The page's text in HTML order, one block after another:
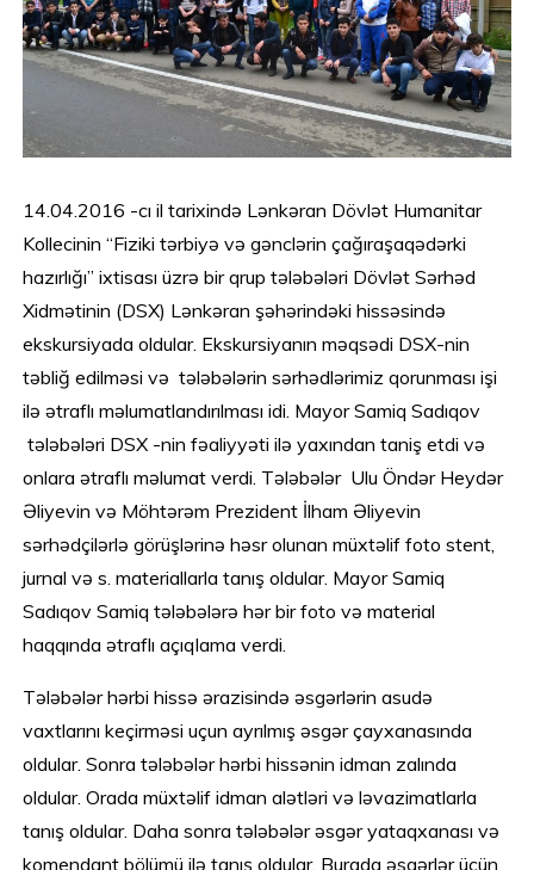
14.04.2016 -cı il tarixində Lənkəran Dövlət Humanitar
Kollecinin “Fiziki tərbiyə və gənclərin çağıraşaqədərki
hazırlığı” ixtisası üzrə bir qrup tələbələri Dövlət Sərhəd
Xidmətinin (DSX) Lənkəran şəhərindəki hissəsində
ekskursiyada oldular. Ekskursiyanın məqsədi DSX-nin
təbliğ edilməsi və tələbələrin sərhədlərimiz qorunması işi
ilə ətraflı məlumatlandırılması idi. Mayor Samiq Sadıqov
tələbələri DSX -nin fəaliyyəti ilə yaxından taniş etdi və
onlara ətraflı məlumat verdi. Tələbələr Ulu Öndər Heydər
Əliyevin və Möhtərəm Prezident İlham Əliyevin
sərhədçilərlə görüşlərinə həsr olunan müxtəlif foto stent,
jurnal və s. materiallarla tanış oldular. Mayor Samiq
Sadıqov Samiq tələbələrə hər bir foto və material
haqqında ətraflı açıqlama verdi.
Tələbələr hərbi hissə ərazisində əsgərlərin asudə
vaxtlarını keçirməsi uçun ayrılmış əsgər çayxanasında
oldular. Sonra tələbələr hərbi hissənin idman zalında
oldular. Orada müxtəlif idman alətləri və ləvazimatlarla
tanış oldular. Daha sonra tələbələr əsgər yataqxanası və
komendant bölümü ilə tanış oldular. Burada əsgərlər üçün